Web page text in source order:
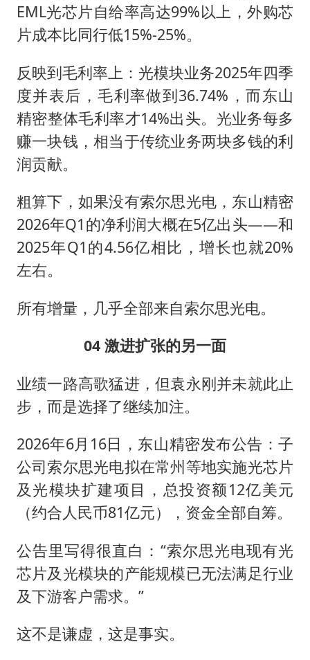
EML光芯片自给率高达99%以上，外购芯
片成本比同行低15%-25%。
反映到毛利率上：光模块业务2025年四季
度并表后，毛利率做到36.74%，而东山
精密整体毛利率才14%出头。光业务每多
赚一块钱，相当于传统业务两块多钱的利
润贡献。
粗算下，如果没有索尔思光电，东山精密
2026年Q1的净利润大概在5亿出头——和
2025年Q1的4.56亿相比，增长也就20%
左右。
所有增量，几乎全部来自索尔思光电。
04 激进扩张的另一面
业绩一路高歌猛进，但袁永刚并未就此止
步，而是选择了继续加注。
2026年6月16日，东山精密发布公告：子
公司索尔思光电拟在常州等地实施光芯片
及光模块扩建项目，总投资额12亿美元
（约合人民币81亿元），资金全部自筹。
公告里写得很直白：“索尔思光电现有光
芯片及光模块的产能规模已无法满足行业
及下游客户需求。”
这不是谦虚，这是事实。